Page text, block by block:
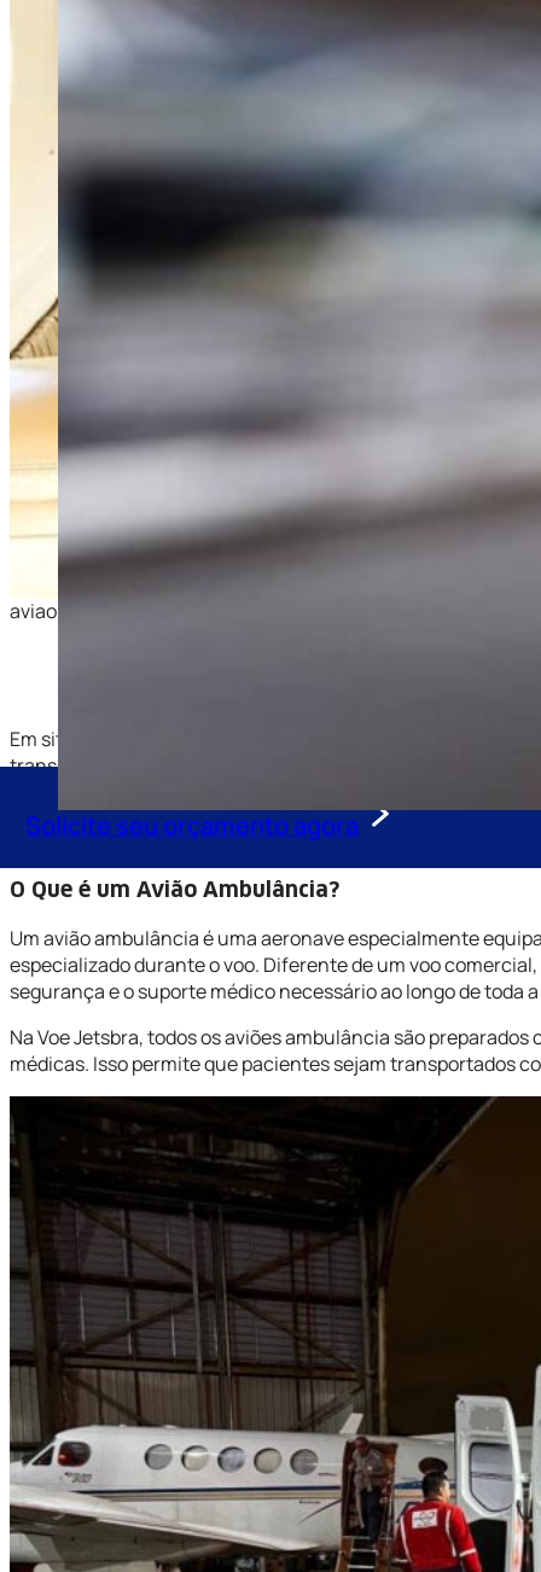
Solicite seu orçamento agora
aviao-ambulancia-sao-paulo-sp-jpg-01
Em situações críticas, onde cada segundo conta, contar
transporte aeromédico nacional e internacional,
em qualquer emergência. Seja para transferências
para oferecer o melhor suporte em momentos decisivos.
O Que é um Avião Ambulância?
Um avião ambulância é uma aeronave especialmente
especializado durante o voo. Diferente de um voo
segurança e o suporte médico necessário ao longo de toda
Na Voe Jetsbra, todos os aviões ambulância são
médicas. Isso permite que pacientes sejam transportados